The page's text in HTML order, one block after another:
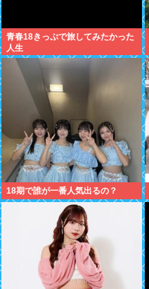
青春18きっぷで旅してみたかった
人生
18期で誰が一番人気出るの？